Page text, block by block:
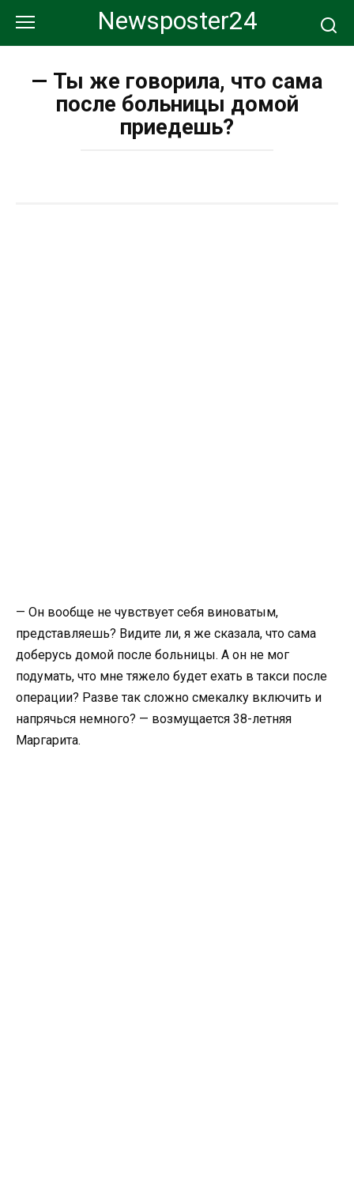
контенту
Newsposter24
— Ты же говорила, что сама
после больницы домой
приедешь?
— Он вообще не чувствует себя виноватым,
представляешь? Видите ли, я же сказала, что сама
доберусь домой после больницы. А он не мог
подумать, что мне тяжело будет ехать в такси после
операции? Разве так сложно смекалку включить и
напрячься немного? — возмущается 38-летняя
Маргарита.